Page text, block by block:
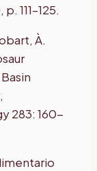
111–125.
À.
283: 160-